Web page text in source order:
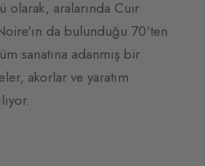
olarak, aralarında Cuir
da bulunduğu 70'ten
sanatına adanmış bir
akorlar ve yaratım